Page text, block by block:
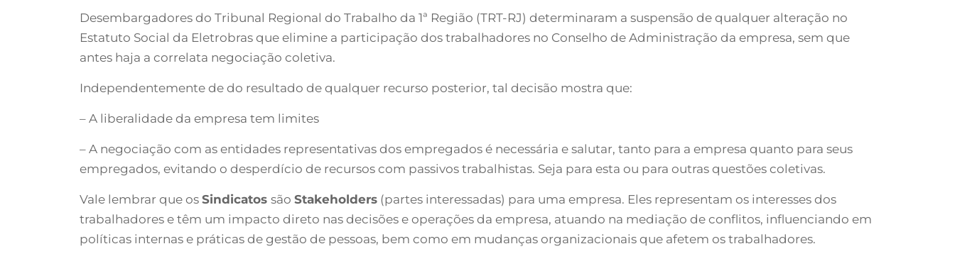
Desembargadores do Tribunal Regional do Trabalho da 1ª Região (TRT-RJ) determinaram a suspensão de qualquer alteração no
Estatuto Social da Eletrobras que elimine a participação dos trabalhadores no Conselho de Administração da empresa, sem que
antes haja a correlata negociação coletiva.
Independentemente de do resultado de qualquer recurso posterior, tal decisão mostra que:
– A liberalidade da empresa tem limites
– A negociação com as entidades representativas dos empregados é necessária e salutar, tanto para a empresa quanto para seus
empregados, evitando o desperdício de recursos com passivos trabalhistas. Seja para esta ou para outras questões coletivas.
Vale lembrar que os Sindicatos são Stakeholders (partes interessadas) para uma empresa. Eles representam os interesses dos
trabalhadores e têm um impacto direto nas decisões e operações da empresa, atuando na mediação de conflitos, influenciando em
políticas internas e práticas de gestão de pessoas, bem como em mudanças organizacionais que afetem os trabalhadores.